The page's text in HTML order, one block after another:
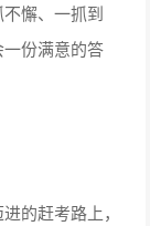
懈、一抓到
份满意的答
的赶考路上，